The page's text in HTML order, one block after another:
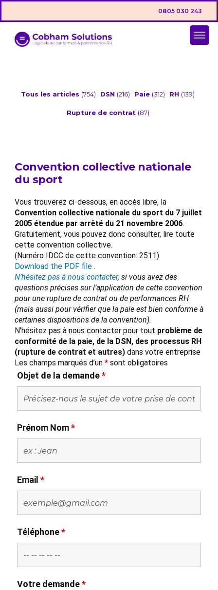
0805 030 243
Tous les articles (754) DSN (216) Paie (312) RH (139)
Rupture de contrat (87)
Convention collective nationale
du sport
Vous trouverez ci-dessous, en accès libre, la
Convention collective nationale du sport du 7 juillet
2005 étendue par arrêté du 21 novembre 2006.
Gratuitement, vous pouvez donc consulter, lire toute
cette convention collective.
(Numéro IDCC de cette convention: 2511)
Download the PDF file .
N’hésitez pas à nous contacter, si vous avez des
questions précises sur l’application de cette convention
pour une rupture de contrat ou de performances RH
(mais aussi pour vérifier que la paie est bien conforme à
certaines dispositions de la convention).
N'hésitez pas à nous contacter pour tout problème de
conformité de la paie, de la DSN, des processus RH
(rupture de contrat et autres) dans votre entreprise
Les champs marqués d’un * sont obligatoires
Objet de la demande*
Prénom Nom*
Email *
Téléphone*
Votre demande*